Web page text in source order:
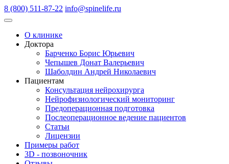
8 (800) 511-87-22 info@spinelife.ru
О клинике
Доктора
Барченко Борис Юрьевич
Чепышев Донат Валерьевич
Шаболдин Андрей Николаевич
Пациентам
Консультация нейрохирурга
Нейрофизиологический мониторинг
Предоперационная подготовка
Послеоперационное ведение пациентов
Статьи
Лицензии
Примеры работ
3D - позвоночник